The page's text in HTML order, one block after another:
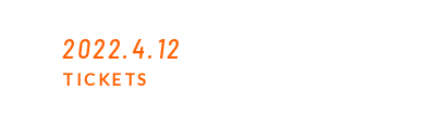
2022.4.12
TICKETS